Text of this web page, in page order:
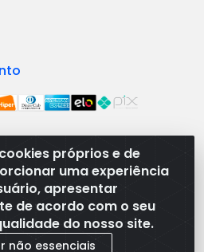
próprios e de
uma experiência
apresentar
de acordo com o seu
do nosso site.
não essenciais
- Rua Dias Carneiro, 1977 -
- CEP 65.700-000 - CNPJ
0001-41